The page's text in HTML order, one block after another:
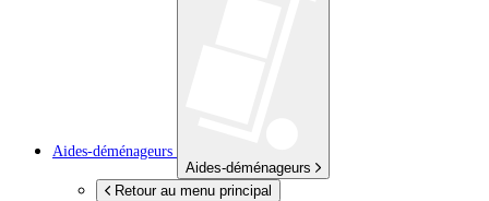
Aides-déménageurs
Aides-déménageurs
Retour au menu principal